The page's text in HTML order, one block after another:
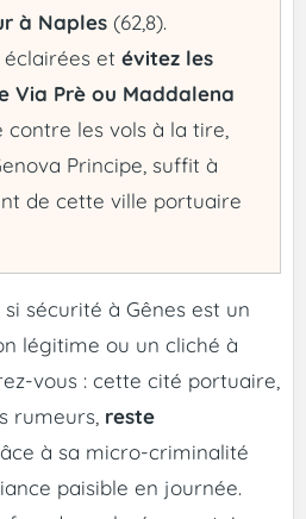
à Naples (62,8).
et évitez les
Via Prè ou Maddalena
contre les vols à la tire,
Principe, suffit à
de cette ville portuaire
sécurité à Gênes est un
légitime ou un cliché à
vous : cette cité portuaire,
rumeurs, reste
à sa micro-criminalité
paisible en journée.